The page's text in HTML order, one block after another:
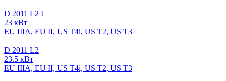
D 2011 L2 I
23 кВт
EU IIIA, EU II, US T4i, US T2, US T3
D 2011 L2
23.5 кВт
EU IIIA, EU II, US T4i, US T2, US T3